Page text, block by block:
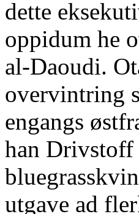
dette
oppidum he
al-Daoudi.
overvintring
engangs
han Drivstoff
utgave ad